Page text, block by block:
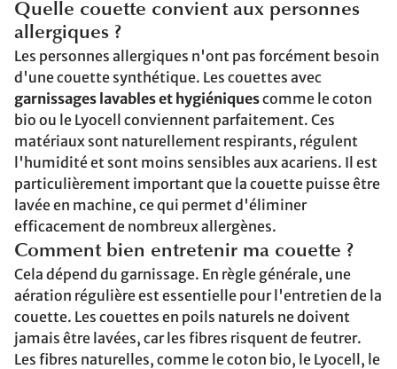
Quelle couette convient aux personnes
allergiques ?
Les personnes allergiques n'ont pas forcément besoin
d'une couette synthétique. Les couettes avec
garnissages lavables et hygiéniquescomme le coton
bio ou le Lyocell conviennent parfaitement. Ces
matériaux sont naturellement respirants, régulent
l'humidité et sont moins sensibles aux acariens. Il est
particulièrement important que la couette puisse être
lavée en machine, ce qui permet d'éliminer
efficacement de nombreux allergènes.
Comment bien entretenir ma couette ?
Cela dépend du garnissage. En règle générale, une
aération régulière est essentielle pour l'entretien de la
couette. Les couettes en poils naturels ne doivent
jamais être lavées, car les fibres risquent de feutrer.
Les fibres naturelles, comme le coton bio, le Lyocell, le